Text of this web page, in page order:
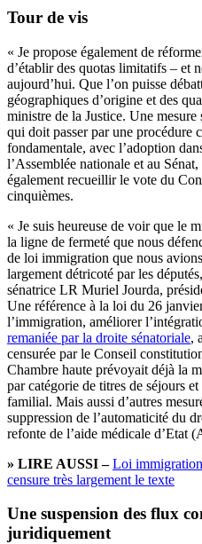
Tour de vis
« Je propose également de
d’établir des quotas limitatifs – et
aujourd’hui. Que l’on puisse
géographiques d’origine et des
ministre de la Justice. Une
qui doit passer par une procédure
fondamentale, avec l’adoption
l’Assemblée nationale et au
également recueillir le vote du
cinquièmes.
« Je suis heureuse de voir que le
la ligne de fermeté que nous
de loi immigration que nous
largement détricoté par les
sénatrice LR Muriel Jourda,
Une référence à la loi du 26
l’immigration, améliorer
remaniée par la droite sénatoriale,
censurée par le Conseil
Chambre haute prévoyait déjà la
par catégorie de titres de séjours
familial. Mais aussi d’autres
suppression de l’automaticité du
refonte de l’aide médicale d’Etat
» LIRE AUSSI – Loi
censure très largement le texte
Une suspension des flux
juridiquement